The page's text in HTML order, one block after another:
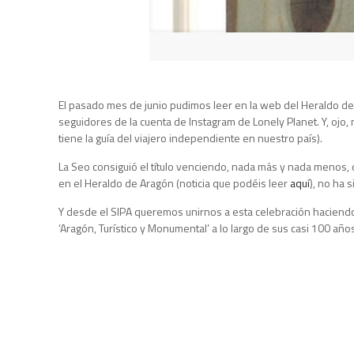
El pasado mes de junio pudimos leer en la web del Heraldo
seguidores de la cuenta de Instagram de Lonely Planet. Y,
tiene la guía del viajero independiente en nuestro país).
La Seo consiguió el título venciendo, nada más y nada
en el Heraldo de Aragón (noticia que podéis leeraquí), no ha
Y desde el SIPA queremos unirnos a esta celebración
‘Aragón, Turístico y Monumental’ a lo largo de sus casi 100